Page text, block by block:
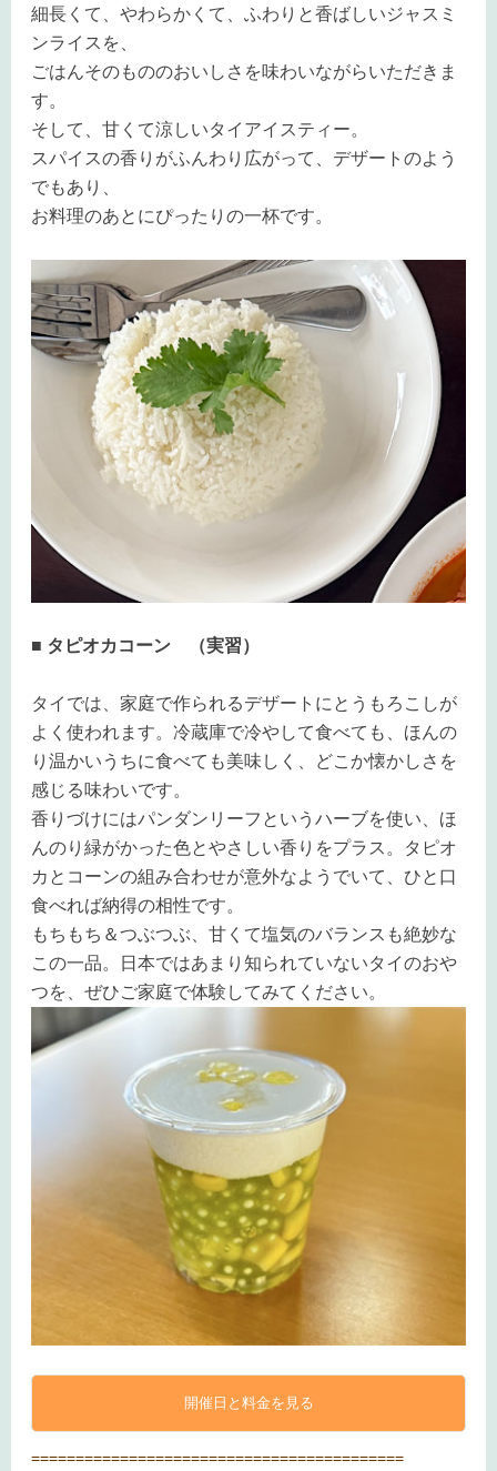
細長くて、やわらかくて、ふわりと香ばしいジャスミ
ンライスを、
ごはんそのもののおいしさを味わいながらいただきま
す。
そして、甘くて涼しいタイアイスティー。
スパイスの香りがふんわり広がって、デザートのよう
でもあり、
お料理のあとにぴったりの一杯です。
■ タピオカコーン （実習）
タイでは、家庭で作られるデザートにとうもろこしが
よく使われます。冷蔵庫で冷やして食べても、ほんの
り温かいうちに食べても美味しく、どこか懐かしさを
感じる味わいです。
香りづけにはパンダンリーフというハーブを使い、ほ
んのり緑がかった色とやさしい香りをプラス。タピオ
カとコーンの組み合わせが意外なようでいて、ひと口
食べれば納得の相性です。
もちもち＆つぶつぶ、甘くて塩気のバランスも絶妙な
この一品。日本ではあまり知られていないタイのおや
つを、ぜひご家庭で体験してみてください。
開催日と料金を見る
==========================================